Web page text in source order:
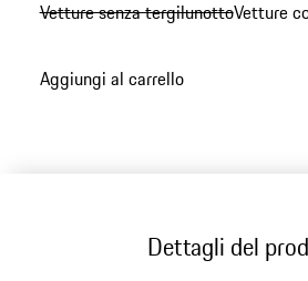
Vetture senza tergilunottoVetture
Aggiungi al carrello
Dettagli del